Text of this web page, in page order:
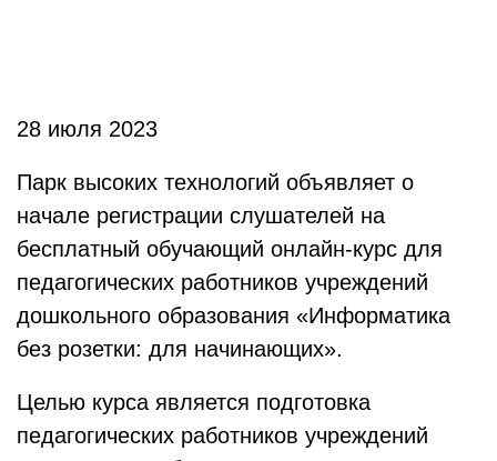
28 июля 2023
Парк высоких технологий объявляет о
начале регистрации слушателей на
бесплатный обучающий онлайн-курс для
педагогических работников учреждений
дошкольного образования «Информатика
без розетки: для начинающих».
Целью курса является подготовка
педагогических работников учреждений